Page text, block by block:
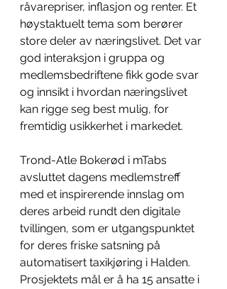
råvarepriser, inflasjon og renter. Et
høystaktuelt tema som berører
store deler av næringslivet. Det var
god interaksjon i gruppa og
medlemsbedriftene fikk gode svar
og innsikt i hvordan næringslivet
kan rigge seg best mulig, for
fremtidig usikkerhet i markedet.
Trond-Atle Bokerød i mTabs
avsluttet dagens medlemstreff
med et inspirerende innslag om
deres arbeid rundt den digitale
tvillingen, som er utgangspunktet
for deres friske satsning på
automatisert taxikjøring i Halden.
Prosjektets mål er å ha 15 ansatte i